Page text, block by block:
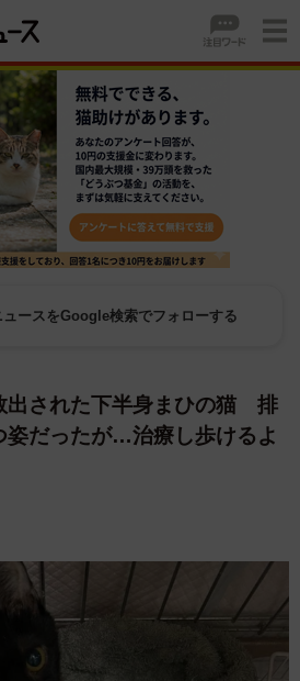
ュースをGoogle検索でフォローする
出された下半身まひの猫 排
姿だったが…治療し歩けるよ